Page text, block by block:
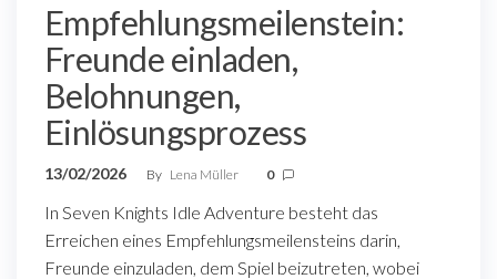
Empfehlungsmeilenstein:
Freunde einladen,
Belohnungen,
Einlösungsprozess
13/02/2026 By Lena Müller 0
In Seven Knights Idle Adventure besteht das
Erreichen eines Empfehlungsmeilensteins darin,
Freunde einzuladen, dem Spiel beizutreten, wobei